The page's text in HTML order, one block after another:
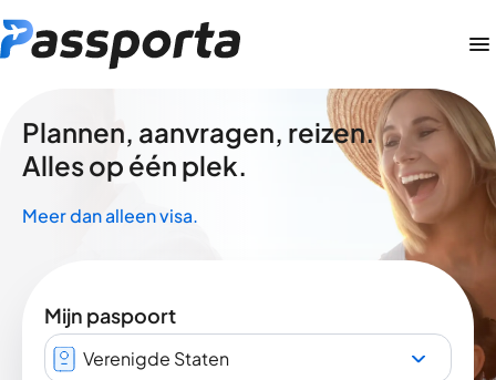
Plannen, aanvragen, reizen.
Alles op één plek.
Meer dan alleen visa.
Mijn paspoort
Verenigde Staten